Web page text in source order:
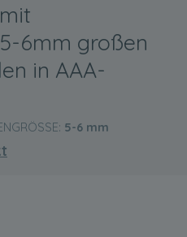
6mm großen
in AAA-
5-6 mm